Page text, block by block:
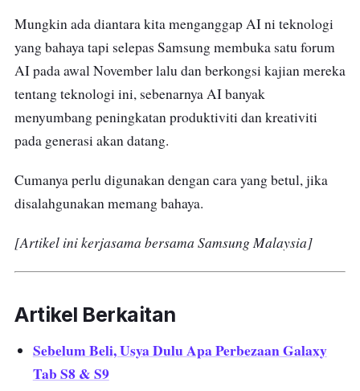
Mungkin ada diantara kita menganggap AI ni teknologi
yang bahaya tapi selepas Samsung membuka satu forum
AI pada awal November lalu dan berkongsi kajian mereka
tentang teknologi ini, sebenarnya AI banyak
menyumbang peningkatan produktiviti dan kreativiti
pada generasi akan datang.
Cumanya perlu digunakan dengan cara yang betul, jika
disalahgunakan memang bahaya.
[Artikel ini kerjasama bersama Samsung Malaysia]
Artikel Berkaitan
Sebelum Beli, Usya Dulu Apa Perbezaan Galaxy
Tab S8 & S9